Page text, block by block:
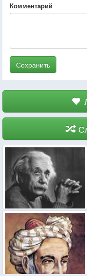
Комментарий
Сохранить